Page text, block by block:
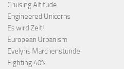
Cruising Altitude
Engineered Unicorns
Es wird Zeit!
European Urbanism
Evelyns Märchenstunde
Fighting 40%